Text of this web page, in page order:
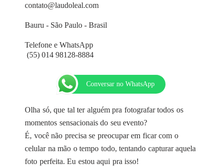
contato@laudoleal.com
Bauru - São Paulo - Brasil
Telefone e WhatsApp
(55) 014 98128-8884
Conversar no WhatsApp
Olha só, que tal ter alguém pra fotografar todos os
momentos sensacionais do seu evento?
É, você não precisa se preocupar em ficar com o
celular na mão o tempo todo, tentando capturar aquela
foto perfeita. Eu estou aqui pra isso!